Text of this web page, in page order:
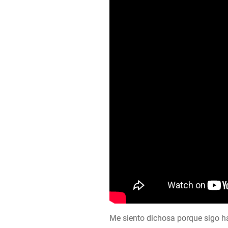
Me siento dichosa porque sigo